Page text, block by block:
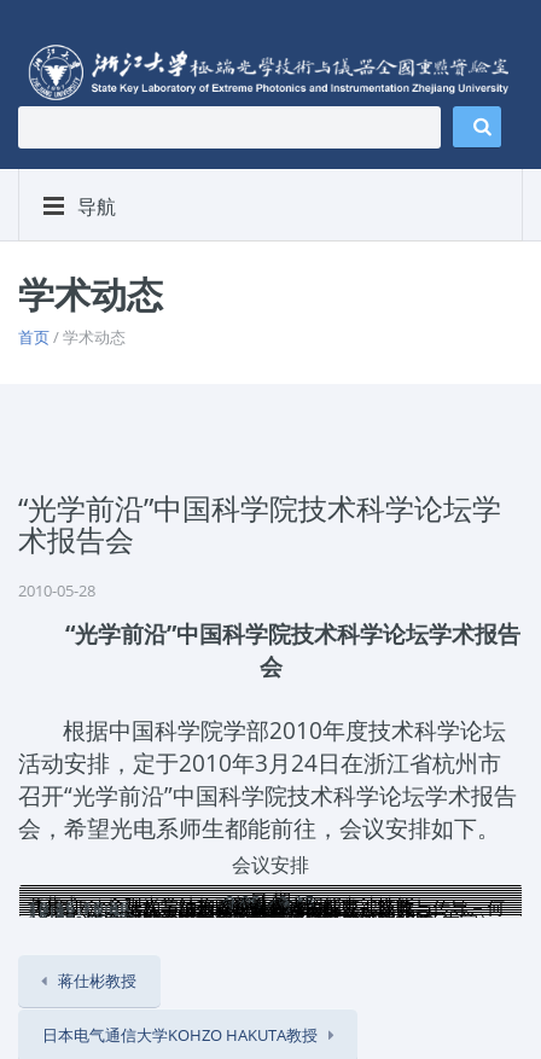
导航
学术动态
首页/ 学术动态
“光学前沿”中国科学院技术科学论坛学
术报告会
2010-05-28
“光学前沿”中国科学院技术科学论坛学术报告
会
根据中国科学院学部2010年度技术科学论坛
活动安排，定于2010年3月24日在浙江省杭州市
召开“光学前沿”中国科学院技术科学论坛学术报告
会，希望光电系师生都能前往，会议安排如下。
会议安排
日 期
时 间
会 议 内 容
地 点
9:00 - 9:15
开幕式
浙江大学邵逸夫科技馆二楼多功能厅
9:15 - 9:45
介观光学结构改善有机太阳能电池性能－
9:45 -10:15
利用亚波长结构与纳米颗粒提高光的捕获、吸收与传导－何
10:15-10:35 合影 茶歇
10:35-11:05
探月光学遥感技术－
浙江大学邵逸夫科技馆二楼多功能厅
11:05-11:35
微光子学材料与器件－
14:30-15:00有机光电子学—材料、器件与应用－
15:00-15:30
硅基光电子的发光材料和器件－杨德仁教授（浙江大学）
15:30- 16:00正交偏振激光器原理、现象、应用研究25年－
16:00-16:20 茶歇
16:20-16:50光学频率的精密控制、合成与传输－
蒋仕彬教授
日本电气通信大学KOHZO HAKUTA教授